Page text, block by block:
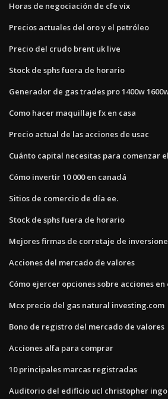
Horas de negociación de cfe vix
Precios actuales del oro y el petróleo
Precio del crudo brent uk live
Stock de sphs fuera de horario
Generador de gas trades pro 1400w
Como hacer maquillaje fx en casa
Precio actual de las acciones de usac
Cuánto capital necesitas para comenzar
Cómo invertir 10 000 en canadá
Sitios de comercio de día ee.
Stock de sphs fuera de horario
Mejores firmas de corretaje de
Acciones del mercado de valores
Cómo ejercer opciones sobre acciones
Mcx precio del gas natural investing.com
Bono de registro del mercado de valores
Acciones alfa para comprar
10 principales marcas registradas
Auditorio del edificio ucl christopher